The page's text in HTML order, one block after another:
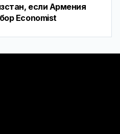
если Армения
Economist